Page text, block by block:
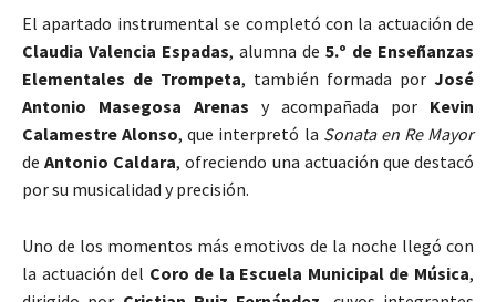
El apartado instrumental se completó con la actuación de
Claudia Valencia Espadas, alumna de 5.º de Enseñanzas
Elementales de Trompeta, también formada por José
Antonio Masegosa Arenas y acompañada por Kevin
Calamestre Alonso, que interpretó la Sonata en Re Mayor
deAntonio Caldara, ofreciendo una actuación que destacó
por su musicalidad y precisión.
Uno de los momentos más emotivos de la noche llegó con
la actuación del Coro de la Escuela Municipal de Música,